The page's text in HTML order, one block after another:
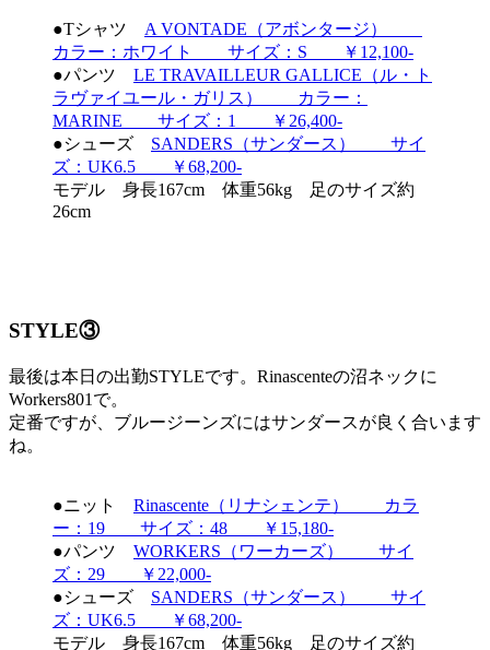
●Tシャツ A VONTADE（アボンタージ）
カラー：ホワイト サイズ：S ￥12,100-
●パンツ LE TRAVAILLEUR GALLICE（ル・ト
ラヴァイユール・ガリス） カラー：
MARINE サイズ：1 ￥26,400-
●シューズ SANDERS（サンダース） サイ
ズ：UK6.5 ￥68,200-
モデル 身長167cm 体重56kg 足のサイズ約
26cm
STYLE③
最後は本日の出勤STYLEです。Rinascenteの沼ネックに
Workers801で。
定番ですが、ブルージーンズにはサンダースが良く合います
ね。
●ニット Rinascente（リナシェンテ） カラ
ー：19 サイズ：48 ￥15,180-
●パンツ WORKERS（ワーカーズ） サイ
ズ：29 ￥22,000-
●シューズ SANDERS（サンダース） サイ
ズ：UK6.5 ￥68,200-
モデル 身長167cm 体重56kg 足のサイズ約